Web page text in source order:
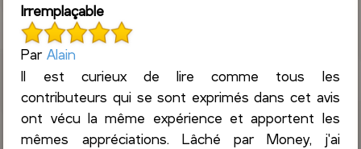
Irremplaçable
ParAlain
Il est curieux de lire comme tous les
contributeurs qui se sont exprimés dans cet avis
ont vécu la même expérience et apportent les
mêmes appréciations. Lâché par Money, j'ai